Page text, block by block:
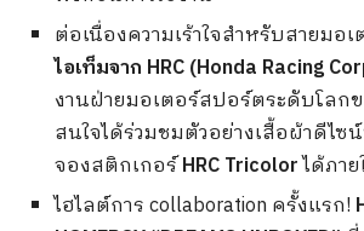
ต่อเนื่องความเร้าใจสำหรับสายมอ
ไอเท็มจาก HRC (Honda Racing
งานฝ่ายมอเตอร์สปอร์ตระดับโลก
สนใจได้ร่วมชมตัวอย่างเสื้อผ้าดีไ
จองสติกเกอร์HRC Tricolorได้ภา
ไฮไลต์การ collaboration ครั้งแรก!